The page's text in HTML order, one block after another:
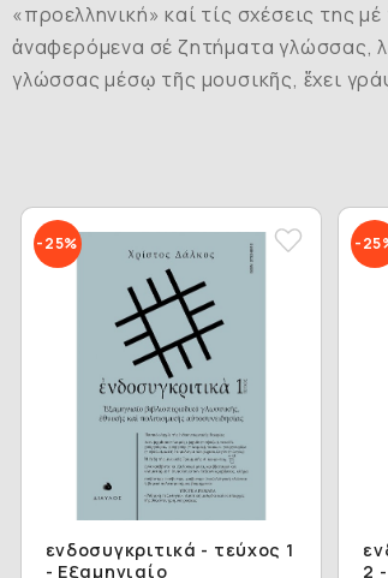
«προελληνική» καί τίς σχέσεις της
ἀναφερόμενα σέ ζητήματα γλώσσας,
γλώσσας μέσῳ τῆς μουσικῆς, ἔχει
-25%
ενδοσυγκριτικά - τεύχος 1
- Εξαμηνιαίο
-
2